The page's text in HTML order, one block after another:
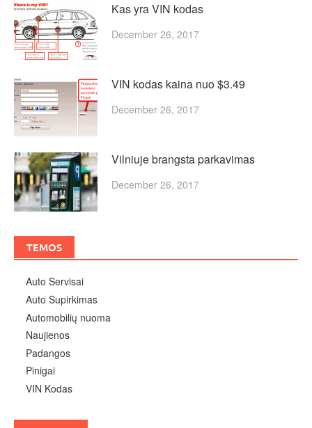
Kas yra VIN kodas
December 26, 2017
VIN kodas kaina nuo $3.49
December 26, 2017
Vilniuje brangsta parkavimas
December 26, 2017
TEMOS
Auto Servisai
Auto Supirkimas
Automobilių nuoma
Naujienos
Padangos
Pinigai
VIN Kodas